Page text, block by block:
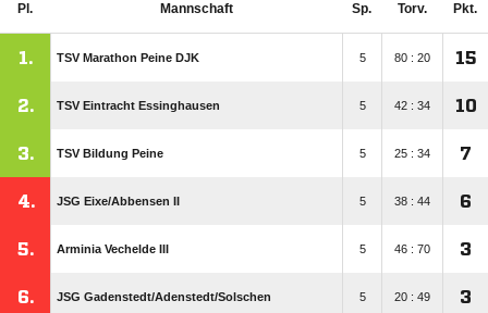
Pl. Mannschaft Sp. Torv. Pkt.
1. TSV Marathon Peine DJK 5 80 : 20 15
2. TSV Eintracht Essinghausen 5 42 : 34 10
3. TSV Bildung Peine 5 25 : 34 7
4. JSG Eixe/​Abbensen II 5 38 : 44 6
5. Arminia Vechelde III 5 46 : 70 3
6. JSG Gadenstedt/​Adenstedt/​Solschen 5 20 : 49 3